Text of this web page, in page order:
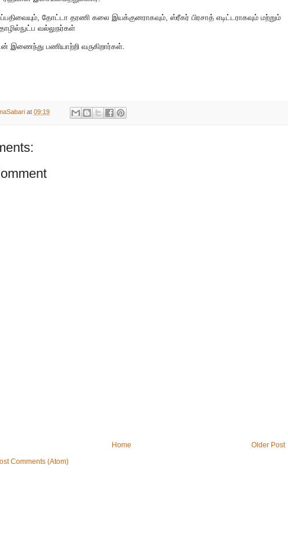
தோட்டா தரணி கலை இயக்குனராகவும், ஸ்ரீகர் பிரசாத் எடிட்டராகவும் மற்றும்
வல்லுநர்கள்
இணைந்து பணியாற்றி வருகிறார்கள்.
at 09:19
Older Post
Home
Comments (Atom)